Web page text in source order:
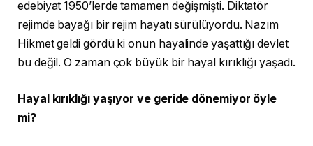
edebiyat 1950’lerde tamamen değişmişti. Diktatör
rejimde bayağı bir rejim hayatı sürülüyordu. Nazım
Hikmet geldi gördü ki onun hayalinde yaşattığı devlet
bu değil. O zaman çok büyük bir hayal kırıklığı yaşadı.
Hayal kırıklığı yaşıyor ve geride dönemiyor öyle
mi?